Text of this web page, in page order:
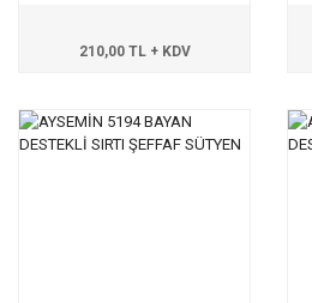
210,00 TL + KDV